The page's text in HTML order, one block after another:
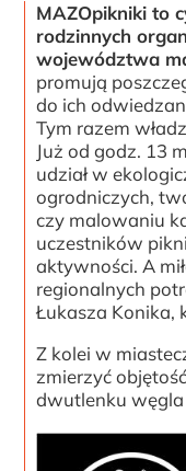
MAZOpikniki to
rodzinnych
województwa
promują
do ich
Tym razem
Już od godz. 13
udział w
ogrodniczych,
czy malowaniu
uczestników
aktywności. A
regionalnych
Łukasza Konika,
Z kolei w
zmierzyć
dwutlenku